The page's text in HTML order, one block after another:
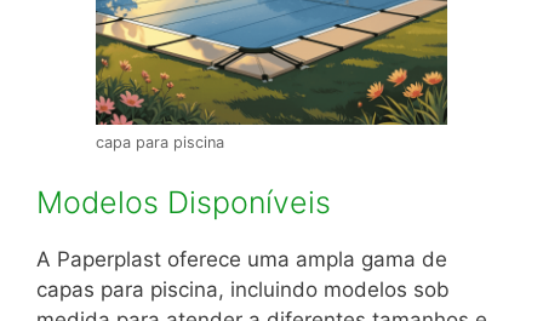
capa para piscina
Modelos Disponíveis
A Paperplast oferece uma ampla gama de
capas para piscina, incluindo modelos sob